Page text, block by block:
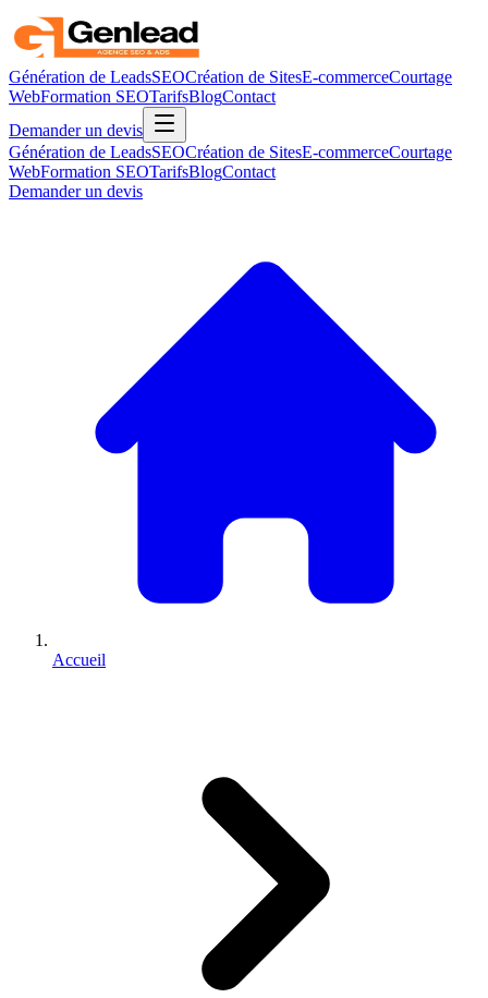
Génération de LeadsSEOCréation de SitesE-commerceCourtage
WebFormation SEOTarifsBlogContact
Demander un devis
Génération de LeadsSEOCréation de SitesE-commerceCourtage
WebFormation SEOTarifsBlogContact
Demander un devis
Accueil